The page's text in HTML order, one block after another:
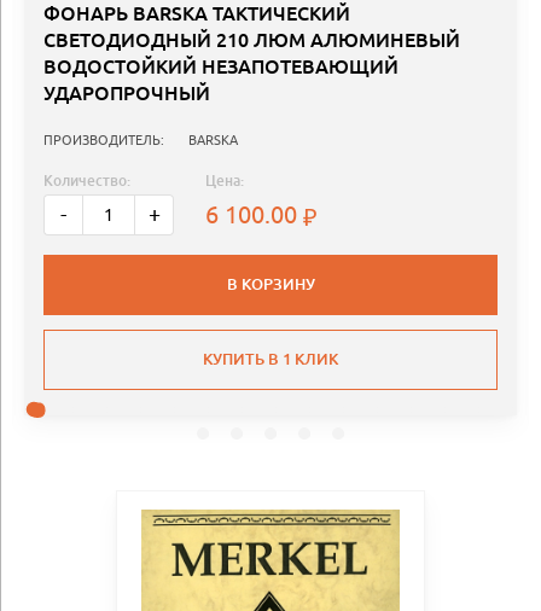
ФОНАРЬ BARSKA ТАКТИЧЕСКИЙ
СВЕТОДИОДНЫЙ 210 ЛЮМ АЛЮМИНЕВЫЙ
ВОДОСТОЙКИЙ НЕЗАПОТЕВАЮЩИЙ
УДАРОПРОЧНЫЙ
ПРОИЗВОДИТЕЛЬ: BARSKA
Количество:
- +
Цена:
6 100.00
В КОРЗИНУ
КУПИТЬ В 1 КЛИК